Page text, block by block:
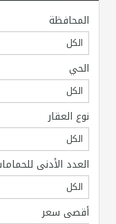
المحافظة
الكل
الحي
الكل
نوع العقار
الكل
العدد الأدنى للحمامات
الكل
أقصى سعر